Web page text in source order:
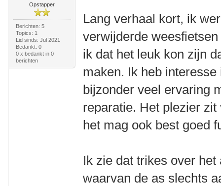
Opstapper
Berichten: 5
Topics: 1
Lid sinds: Jul 2021
Bedankt: 0
0 x bedankt in 0
berichten
Lang verhaal kort, ik
verwijderde
ik dat het leuk kon zijn
maken. Ik heb
bijzonder veel ervaring
reparatie. Het plezier
het mag ook best goed
Ik zie dat trikes over
waarvan de as slechts